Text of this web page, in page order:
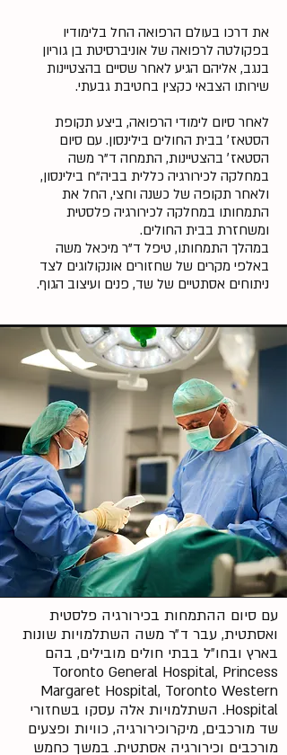
את דרכו בעולם הרפואה החל בלימודיו
בפקולטה לרפואה של אוניברסיטת בן גוריון
בנגב, אליהם הגיע לאחר שסיים בהצטיינות
שירותו הצבאי כקצין בחטיבת גבעתי.
לאחר סיום לימודי הרפואה, ביצע תקופת
הסטאז׳ בבית החולים בילינסון. עם סיום
הסטאז׳ בהצטיינות, התמחה ד"ר משה
במחלקה לכירורגיה כללית בביה"ח בילינסון,
ולאחר תקופה של כשנה וחצי, החל את
התמחותו במחלקה לכירורגיה פלסטית
ומשחזרת בבית החולים.
במהלך התמחותו, טיפל ד"ר מיכאל משה
באלפי מקרים של שחזורים אונקולוגים לצד
ניתוחים אסתטיים של שד, פנים ועיצוב הגוף.
עם סיום ההתמחות בכירורגיה פלסטית
ואסתטית, עבר ד״ר משה השתלמויות שונות
בארץ ובחו״ל בבתי חולים מובילים, בהם
Toronto General Hospital, Princess
Margaret Hospital, Toronto Western
Hospital. השתלמויות אלה עסקו בשחזורי
שד מורכבים, מיקרוכירורגיה, כוויות ופצעים
מורכבים וכירורגיה אסתטית. במשך כחמש